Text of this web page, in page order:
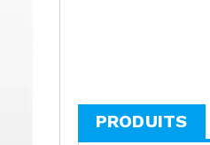
PRODUITS